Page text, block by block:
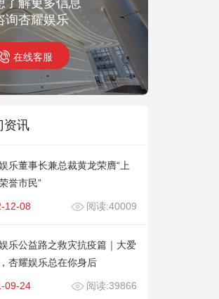
询杏耀娱乐
在线客服
资讯
乐董事长兼总裁黄龙荣膺“上
誉市民”
12-08 阅读:40009
乐公益路之救灾抗疫篇｜大爱
杏耀娱乐总在你身后
09-24 阅读:39866